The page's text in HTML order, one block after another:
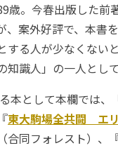
歳。今春出版した前
、案外好評で、本書
する人が少なくない
知識人」の一人とし
本として本欄では、
東大駒場全共闘 エ
合同フォレスト）、